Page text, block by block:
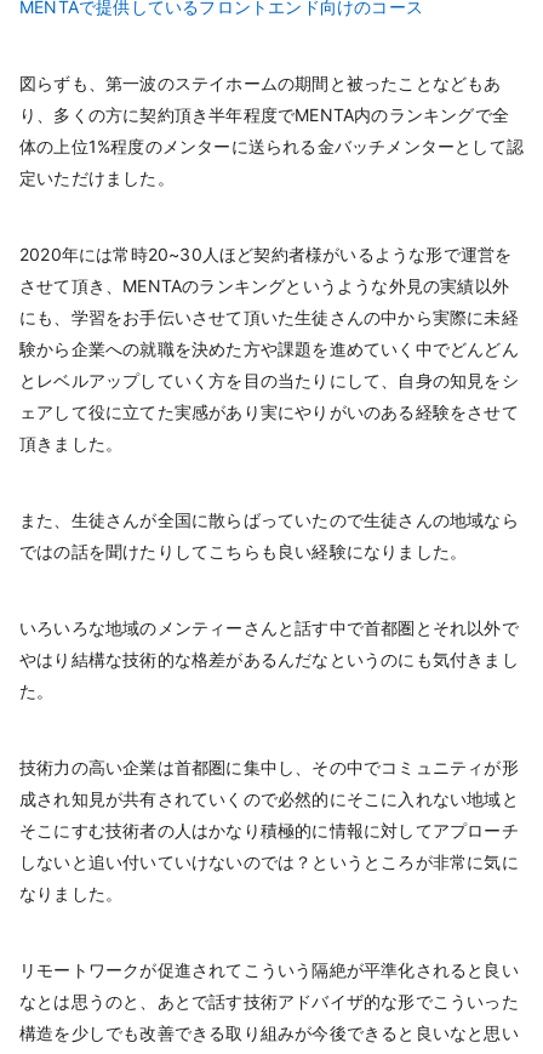
MENTAで提供しているフロントエンド向けのコース
図らずも、第一波のステイホームの期間と被ったことなどもあ
り、多くの方に契約頂き半年程度でMENTA内のランキングで全
体の上位1%程度のメンターに送られる金バッチメンターとして認
定いただけました。
2020年には常時20~30人ほど契約者様がいるような形で運営を
させて頂き、MENTAのランキングというような外見の実績以外
にも、学習をお手伝いさせて頂いた生徒さんの中から実際に未経
験から企業への就職を決めた方や課題を進めていく中でどんどん
とレベルアップしていく方を目の当たりにして、自身の知見をシ
ェアして役に立てた実感があり実にやりがいのある経験をさせて
頂きました。
また、生徒さんが全国に散らばっていたので生徒さんの地域なら
ではの話を聞けたりしてこちらも良い経験になりました。
いろいろな地域のメンティーさんと話す中で首都圏とそれ以外で
やはり結構な技術的な格差があるんだなというのにも気付きまし
た。
技術力の高い企業は首都圏に集中し、その中でコミュニティが形
成され知見が共有されていくので必然的にそこに入れない地域と
そこにすむ技術者の人はかなり積極的に情報に対してアプローチ
しないと追い付いていけないのでは？というところが非常に気に
なりました。
リモートワークが促進されてこういう隔絶が平準化されると良い
なとは思うのと、あとで話す技術アドバイザ的な形でこういった
構造を少しでも改善できる取り組みが今後できると良いなと思い